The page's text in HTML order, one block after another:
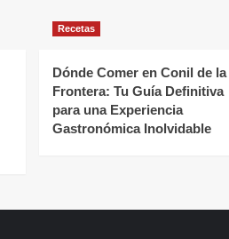
Recetas
Dónde Comer en Conil de la
Frontera: Tu Guía Definitiva
para una Experiencia
Gastronómica Inolvidable